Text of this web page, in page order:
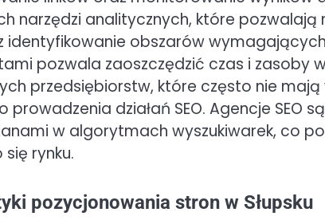
narzędzi analitycznych, które pozwalają
identyfikowanie obszarów
pozwala zaoszczędzić czas i zasoby
przedsiębiorstw, które często nie
działań SEO. Agencje SEO
w algorytmach wyszukiwarek, co
rynku.
pozycjonowania stron w Słupsku